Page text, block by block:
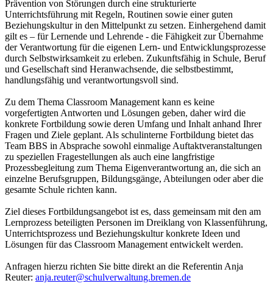
Prävention von Störungen durch eine strukturierte
Unterrichtsführung mit Regeln, Routinen sowie einer guten
Beziehungskultur in den Mittelpunkt zu setzen. Einhergehend damit
gilt es – für Lernende und Lehrende - die Fähigkeit zur Übernahme
der Verantwortung für die eigenen Lern- und Entwicklungsprozesse
durch Selbstwirksamkeit zu erleben. Zukunftsfähig in Schule, Beruf
und Gesellschaft sind Heranwachsende, die selbstbestimmt,
handlungsfähig und verantwortungsvoll sind.
Zu dem Thema Classroom Management kann es keine
vorgefertigten Antworten und Lösungen geben, daher wird die
konkrete Fortbildung sowie deren Umfang und Inhalt anhand Ihrer
Fragen und Ziele geplant. Als schulinterne Fortbildung bietet das
Team BBS in Absprache sowohl einmalige Auftaktveranstaltungen
zu speziellen Fragestellungen als auch eine langfristige
Prozessbegleitung zum Thema Eigenverantwortung an, die sich an
einzelne Berufsgruppen, Bildungsgänge, Abteilungen oder aber die
gesamte Schule richten kann.
Ziel dieses Fortbildungsangebot ist es, dass gemeinsam mit den am
Lernprozess beteiligten Personen im Dreiklang von Klassenführung,
Unterrichtsprozess und Beziehungskultur konkrete Ideen und
Lösungen für das Classroom Management entwickelt werden.
Anfragen hierzu richten Sie bitte direkt an die Referentin Anja
Reuter: anja.reuter@schulverwaltung.bremen.de